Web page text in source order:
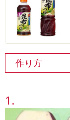
作り方